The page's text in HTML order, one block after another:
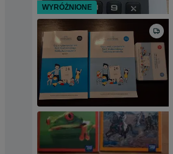
WYRÓŻNIONE